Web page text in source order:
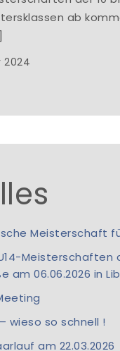
ab
2024
Meisterschaft
Meisterschaften
am 06.06.2026 in
wieso so schnell !
am 22.03.2026